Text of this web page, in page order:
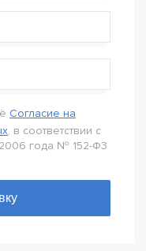
Согласие на
, в соответствии с
года № 152-Ф3